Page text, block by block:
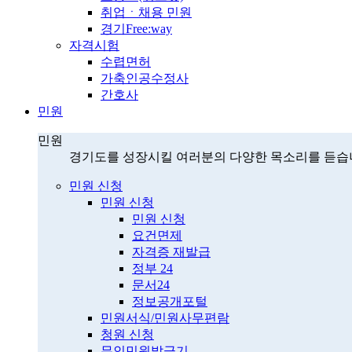
취업ㆍ채용 민원
경기Free:way
자격시험
수렵면허
가축인공수정사
간호사
민원
민원
경기도를 성장시킬 여러분의 다양한 목소리를 듣습
민원 신청
민원 신청
민원 신청
요건면제
자격증 재발급
정부 24
문서24
정보공개포털
민원서식/민원사무편람
청원 신청